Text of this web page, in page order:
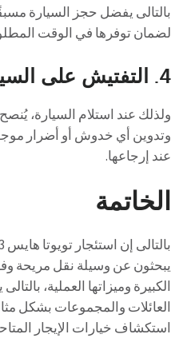
بالتالى يفضل حجز السيارة
لضمان توفرها في الوقت
4. التفتيش على
ولذلك عند استلام السيارة،
وتدوين أي خدوش أو أضرار
عند إرجاعها.
الخاتمة
يبحثون عن وسيلة نقل مريحة
الكبيرة وميزاتها العملية،
العائلات والمجموعات بشكل
استكشاف خيارات الإيجار